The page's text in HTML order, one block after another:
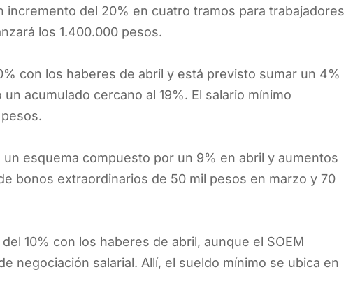
incremento del 20% en cuatro tramos para trabajadores
los 1.400.000 pesos.
con los haberes de abril y está previsto sumar un 4%
acumulado cercano al 19%. El salario mínimo
esquema compuesto por un 9% en abril y aumentos
bonos extraordinarios de 50 mil pesos en marzo y 70
10% con los haberes de abril, aunque el SOEM
negociación salarial. Allí, el sueldo mínimo se ubica en